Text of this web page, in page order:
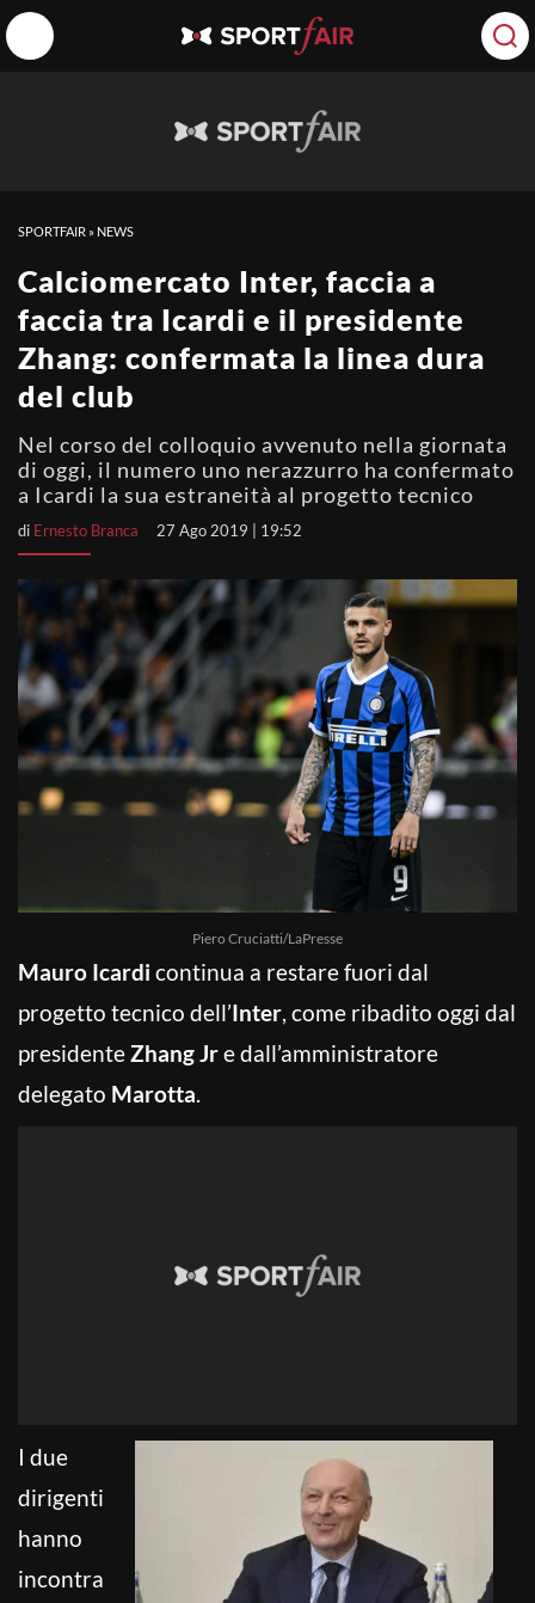
SPORTFAIR » NEWS
Calciomercato Inter, faccia a
faccia tra Icardi e il presidente
Zhang: confermata la linea dura
del club
Nel corso del colloquio avvenuto nella giornata
di oggi, il numero uno nerazzurro ha confermato
a Icardi la sua estraneità al progetto tecnico
di Ernesto Branca 27 Ago 2019 | 19:52
Piero Cruciatti/LaPresse
Mauro Icardi continua a restare fuori dal
progetto tecnico dell’Inter, come ribadito oggi dal
presidenteZhang Jre dall’amministratore
delegato Marotta.
I due
dirigenti
hanno
incontra